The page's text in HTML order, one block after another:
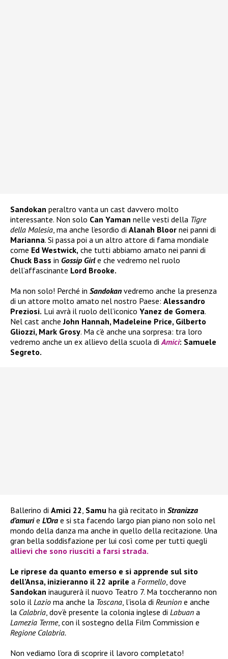
Sandokan peraltro vanta un cast davvero molto
interessante. Non solo Can Yaman nelle vesti della Tigre
della Malesia, ma anche l’esordio di Alanah Bloor nei panni di
Marianna. Si passa poi a un altro attore di fama mondiale
come Ed Westwick, che tutti abbiamo amato nei panni di
Chuck Bass in Gossip Girle che vedremo nel ruolo
dell’affascinante Lord Brooke.
Ma non solo! Perché in Sandokan vedremo anche la presenza
di un attore molto amato nel nostro Paese: Alessandro
Preziosi. Lui avrà il ruolo dell’iconico Yanez de Gomera.
Nel cast ancheJohn Hannah, Madeleine Price, Gilberto
Gliozzi, Mark Grosy. Ma c’è anche una sorpresa: tra loro
vedremo anche un ex allievo della scuola diAmici: Samuele
Segreto.
Ballerino di Amici 22, Samu ha già recitato in Stranizza
d’amurie L’Ora e si sta facendo largo pian piano non solo nel
mondo della danza ma anche in quello della recitazione. Una
gran bella soddisfazione per lui così come per tutti quegli
allievi che sono riusciti a farsi strada.
Le riprese da quanto emerso e si apprende sul sito
dell’Ansa, inizieranno il 22 aprile a Formello, dove
Sandokan inaugurerà il nuovo Teatro 7. Ma toccheranno non
solo il Lazio ma anche la Toscana, l’isola di Reunion e anche
la Calabria, dov’è presente la colonia inglese di Labuan a
Lamezia Terme, con il sostegno della Film Commission e
Regione Calabria.
Non vediamo l’ora di scoprire il lavoro completato!